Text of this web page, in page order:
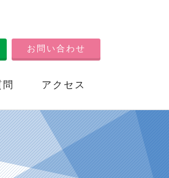
お問い合わせ
アクセス